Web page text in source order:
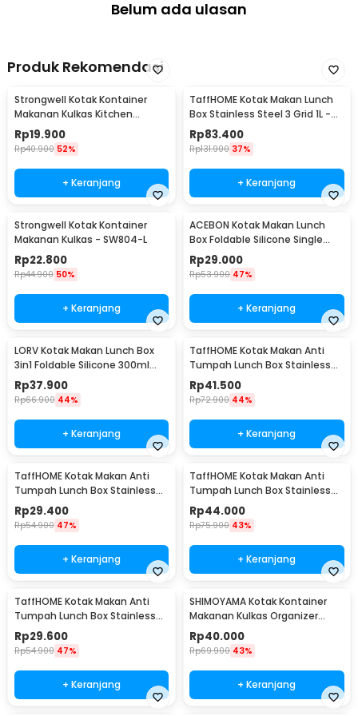
Belum ada ulasan
Produk Rekomendasi
Strongwell Kotak Kontainer
Makanan Kulkas Kitchen
Storage Food Box - SW804-M
Rp19.900
Rp40.900 52%
+ Keranjang
TaffHOME Kotak Makan Lunch
Box Stainless Steel 3 Grid 1L -
OU1000
Rp83.400
Rp131.900 37%
+ Keranjang
Strongwell Kotak Kontainer
Makanan Kulkas - SW804-L
Rp22.800
Rp44.900 50%
+ Keranjang
ACEBON Kotak Makan Lunch
Box Foldable Silicone Single
Layer 800ml - TN99
Rp29.000
Rp53.900 47%
+ Keranjang
LORV Kotak Makan Lunch Box
3in1 Foldable Silicone 300ml
600ml 1200ml - B1
Rp37.900
Rp66.900 44%
+ Keranjang
TaffHOME Kotak Makan Anti
Tumpah Lunch Box Stainless
Steel 304 850ml - KT046
Rp41.500
Rp72.900 44%
+ Keranjang
TaffHOME Kotak Makan Anti
Tumpah Lunch Box Stainless
Steel 304 350ml - KT046
Rp29.400
Rp54.900 47%
+ Keranjang
TaffHOME Kotak Makan Anti
Tumpah Lunch Box Stainless
Steel 304 850ml - KT273
Rp44.000
Rp75.900 43%
+ Keranjang
TaffHOME Kotak Makan Anti
Tumpah Lunch Box Stainless
Steel 304 350ml - KT273
Rp29.600
Rp54.900 47%
+ Keranjang
SHIMOYAMA Kotak Kontainer
Makanan Kulkas Organizer
Drainer with Lid 1.7L - RFS49
Rp40.000
Rp69.900 43%
+ Keranjang